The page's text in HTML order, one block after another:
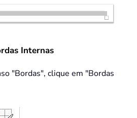
Internas
"Bordas", clique em "Bordas